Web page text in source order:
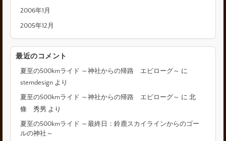
2006年1月
2005年12月
最近のコメント
夏至の500kmライド ～神社からの帰路 エピローグ～ に
stemdesign より
夏至の500kmライド ～神社からの帰路 エピローグ～ に北
條 秀男 より
夏至の500kmライド ～最終日：鈴鹿スカイラインからのゴー
ルの神社～